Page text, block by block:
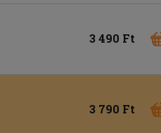
3 490 Ft
3 790 Ft